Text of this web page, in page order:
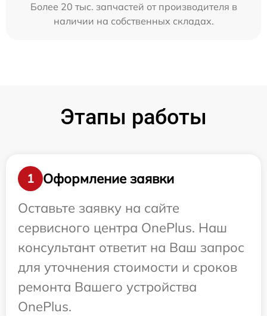
Более 20 тыс. запчастей от производителя в
наличии на собственных складах.
Этапы работы
1
Оформление заявки
Оставьте заявку на сайте
сервисного центра OnePlus. Наш
консультант ответит на Ваш запрос
для уточнения стоимости и сроков
ремонта Вашего устройства
OnePlus.